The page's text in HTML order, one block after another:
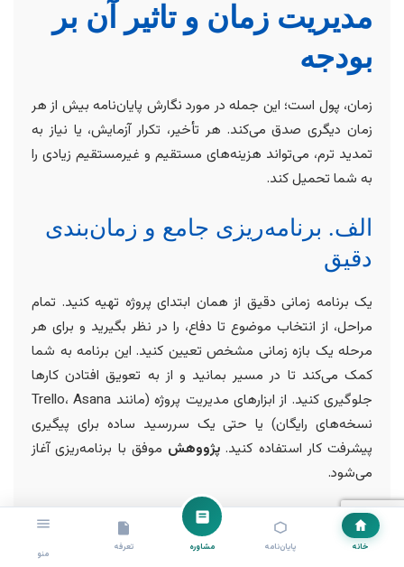
خانه پایان‌نامه مشاوره تعرفه
منو
مدیریت زمان و تاثیر آن بر
بودجه
زمان، پول است؛ این جمله در مورد نگارش پایان‌نامه بیش از هر
زمان دیگری صدق می‌کند. هر تأخیر، تکرار آزمایش، یا نیاز به
تمدید ترم، می‌تواند هزینه‌های مستقیم و غیرمستقیم زیادی را
به شما تحمیل کند.
الف. برنامه‌ریزی جامع و زمان‌بندی
دقیق
یک برنامه زمانی دقیق از همان ابتدای پروژه تهیه کنید. تمام
مراحل، از انتخاب موضوع تا دفاع، را در نظر بگیرید و برای هر
مرحله یک بازه زمانی مشخص تعیین کنید. این برنامه به شما
کمک می‌کند تا در مسیر بمانید و از به تعویق افتادن کارها
جلوگیری کنید. از ابزارهای مدیریت پروژه (مانند Trello، Asana
نسخه‌های رایگان) یا حتی یک سررسید ساده برای پیگیری
پیشرفت کار استفاده کنید. پژووهش موفق با برنامه‌ریزی آغاز
می‌شود.
ب. اجتناب از کمال‌گرایی افراطی